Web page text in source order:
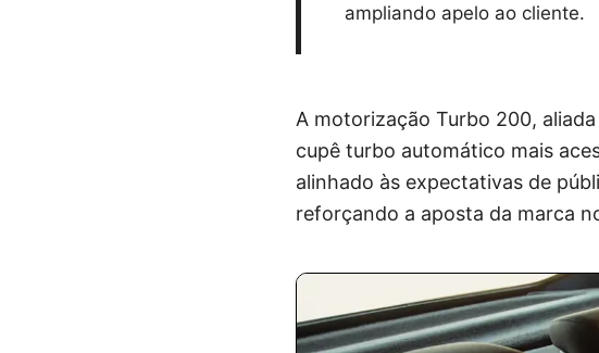
ampliando apelo ao cliente.
A motorização Turbo 200,
cupê turbo automático mais
alinhado às expectativas de
reforçando a aposta da marca